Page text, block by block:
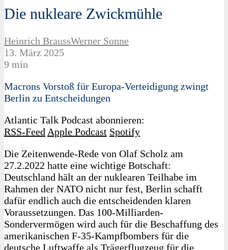
Die nukleare Zwickmühle
Heinrich BraussWerner Sonne
13. März 2025
9 min
Macrons Vorstoß für Europa-Verteidigung zwingt
Berlin zu Entscheidungen
Atlantic Talk Podcast abonnieren:
RSS-Feed Apple Podcast Spotify
Die Zeitenwende-Rede von Olaf Scholz am
27.2.2022 hatte eine wichtige Botschaft:
Deutschland hält an der nuklearen Teilhabe im
Rahmen der NATO nicht nur fest, Berlin schafft
dafür endlich auch die entscheidenden klaren
Voraussetzungen. Das 100-Milliarden-
Sondervermögen wird auch für die Beschaffung des
amerikanischen F‑35-Kampfbombers für die
deutsche Luftwaffe als Trägerflugzeug für die